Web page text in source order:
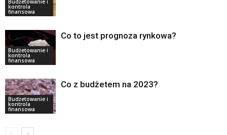
kontrola
finansowa
Budżetowanie i
kontrola
finansowa
Co to jest prognoza rynkowa?
Budżetowanie i
kontrola
finansowa
Co z budżetem na 2023?